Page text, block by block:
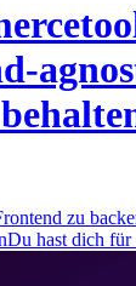
zu
hast dich